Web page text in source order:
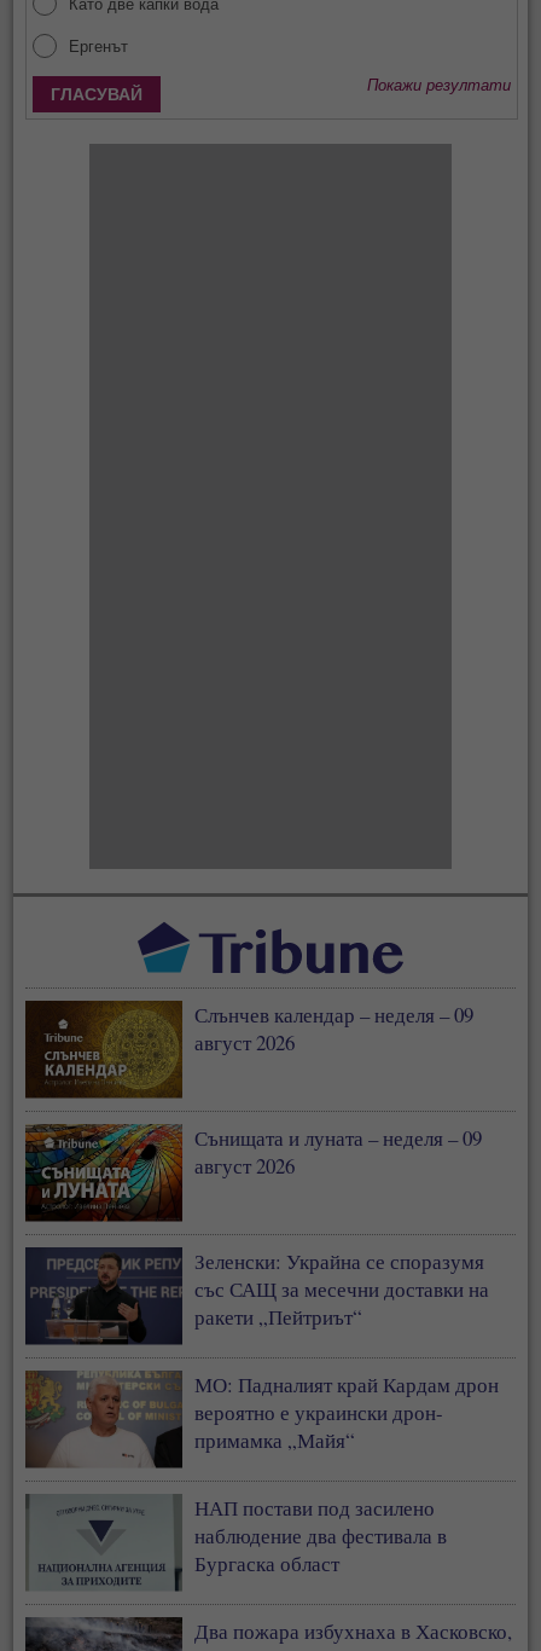
Като две капки вода
Ергенът
Покажи резултати
Слънчев календар – неделя – 09
август 2026
Сънищата и луната – неделя – 09
август 2026
Зеленски: Украйна се споразумя
със САЩ за месечни доставки на
ракети „Пейтриът“
МО: Падналият край Кардам дрон
вероятно е украински дрон-
примамка „Майя“
НАП постави под засилено
наблюдение два фестивала в
Бургаска област
Два пожара избухнаха в Хасковско,